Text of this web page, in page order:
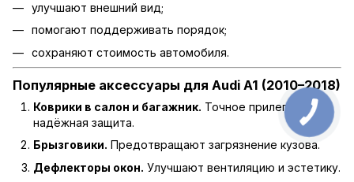
улучшают внешний вид;
помогают поддерживать порядок;
сохраняют стоимость автомобиля.
Популярные аксессуары для Audi A1 (2010–2018)
Коврики в салон и багажник. Точное прилегание и
надёжная защита.
Брызговики. Предотвращают загрязнение кузова.
Дефлекторы окон. Улучшают вентиляцию и эстетику.